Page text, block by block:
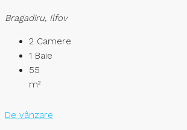
Bragadiru, Ilfov
2 Camere
1 Baie
55
m²
De vânzare